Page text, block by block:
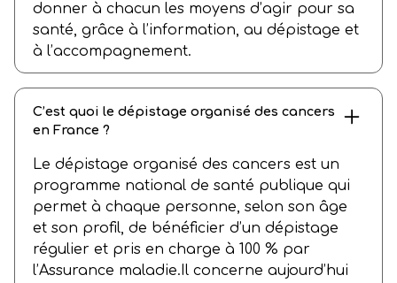
donner à chacun les moyens d’agir pour sa
santé, grâce à l’information, au dépistage et
à l’accompagnement.
C’est quoi le dépistage organisé des cancers
en France ?
Le dépistage organisé des cancers est un
programme national de santé publique qui
permet à chaque personne, selon son âge
et son profil, de bénéficier d’un dépistage
régulier et pris en charge à 100 % par
l’Assurance maladie.Il concerne aujourd’hui